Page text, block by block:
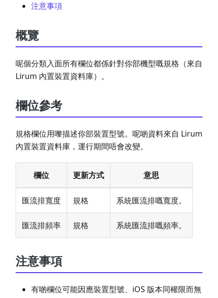
注意事項
概覽
呢個分類入面所有欄位都係針對你部機型嘅規格（來自
Lirum 內置裝置資料庫）。
欄位參考
規格欄位用嚟描述你部裝置型號。呢啲資料來自 Lirum
內置裝置資料庫，運行期間唔會改變。
欄位 更新方式 意思
匯流排寬度 規格 系統匯流排嘅寬度。
匯流排頻率 規格 系統匯流排嘅頻率。
注意事項
有啲欄位可能因應裝置型號、iOS 版本同權限而無